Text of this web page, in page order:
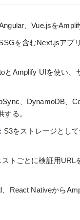
、Vue.jsを
を含むNext.jsアプ
とAmplify UIを使い、
、DynamoDB、
る。
S3をストレージとし
ストごとに検証用URL
、React Nativeから